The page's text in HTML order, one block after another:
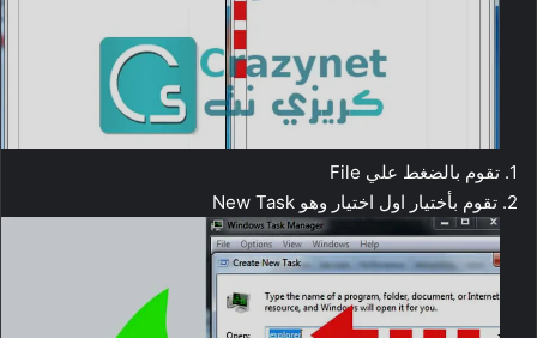
1. تقوم بالضغط علي File
2. تقوم بأختيار اول اختيار وهو New Task